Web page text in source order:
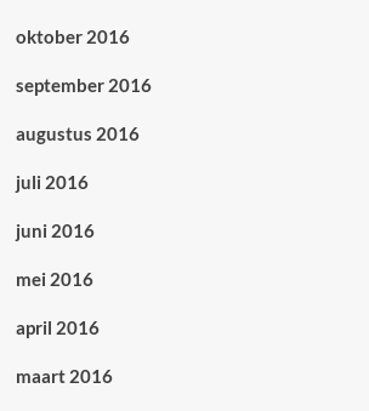
oktober 2016
september 2016
augustus 2016
juli 2016
juni 2016
mei 2016
april 2016
maart 2016